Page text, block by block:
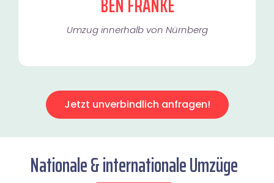
Umzug innerhalb von Nürnberg​
Jetzt unverbindlich anfragen!
Nationale & internationale Umzüge